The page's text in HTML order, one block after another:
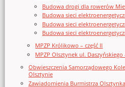
Budowa drogi dla rowerów
Budowa sieci
Budowa sieci
Budowa sieci
MPZP Królikowo – część II
MPZP Olsztynek ul. Daszyńskiego
Obwieszczenia Samorządowego
Olsztynie
Zawiadomienia Burmistrza Olsztynka